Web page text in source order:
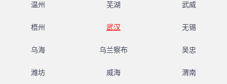
温州 芜湖 武威
梧州 武汉 无锡
乌海 乌兰察布 吴忠
潍坊 威海 渭南